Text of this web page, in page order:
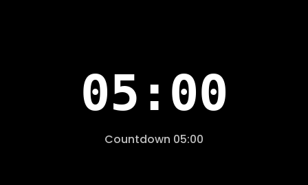
Countdown-Uhr
Zeigt Countdown, Endzeit
05:00
Countdown 05:00